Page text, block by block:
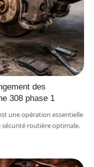
des
308 phase 1
une opération essentielle
routière optimale.